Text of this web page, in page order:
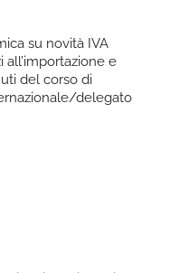
su novità IVA
all’importazione e
del corso di
delegato